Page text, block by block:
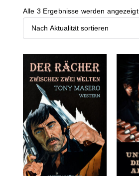
Alle 3 Ergebnisse werden angezeigt